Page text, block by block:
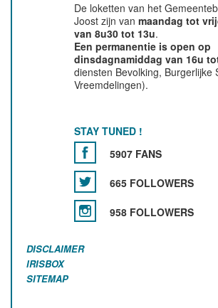
De loketten van het
Joost zijn vanmaandag tot
van 8u30 tot 13u.
Een permanentie is open op
dinsdagnamiddag van 16u
diensten Bevolking, Burgerlijke
Vreemdelingen).
STAY TUNED !
5907 FANS
665 FOLLOWERS
958 FOLLOWERS
DISCLAIMER
IRISBOX
SITEMAP